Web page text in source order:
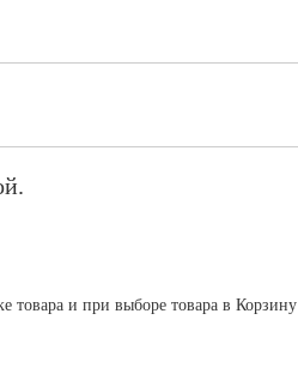
товара и при выборе товара в Корзину